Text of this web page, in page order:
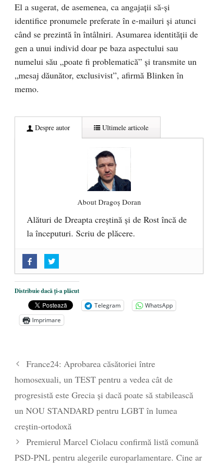
El a sugerat, de asemenea, ca angajații să-și
identifice pronumele preferate în e-mailuri și atunci
când se prezintă în întâlniri. Asumarea identității de
gen a unui individ doar pe baza aspectului sau
numelui său „poate fi problematică” și transmite un
„mesaj dăunător, exclusivist”, afirmă Blinken în
memo.
Despre autor Ultimele articole
About Dragoș Doran
Alături de Dreapta creștină și de Rost încă de
la începuturi. Scriu de plăcere.
„Acum nu e momentul”
O nouă autostradă distruge pădurea
amazoniană, pentru summitul climatic
COP30 - 14 martie 2025
Alegeri controlate
Distribuie dacă ți-a plăcut
Telegram
WhatsApp
Imprimare
France24: Aprobarea căsătoriei între
homosexuali, un TEST pentru a vedea cât de
progresistă este Grecia și dacă poate să stabilească
un NOU STANDARD pentru LGBT în lumea
creștin-ortodoxă
Premierul Marcel Ciolacu confirmă listă comună
PSD-PNL pentru alegerile europarlamentare. Cine ar